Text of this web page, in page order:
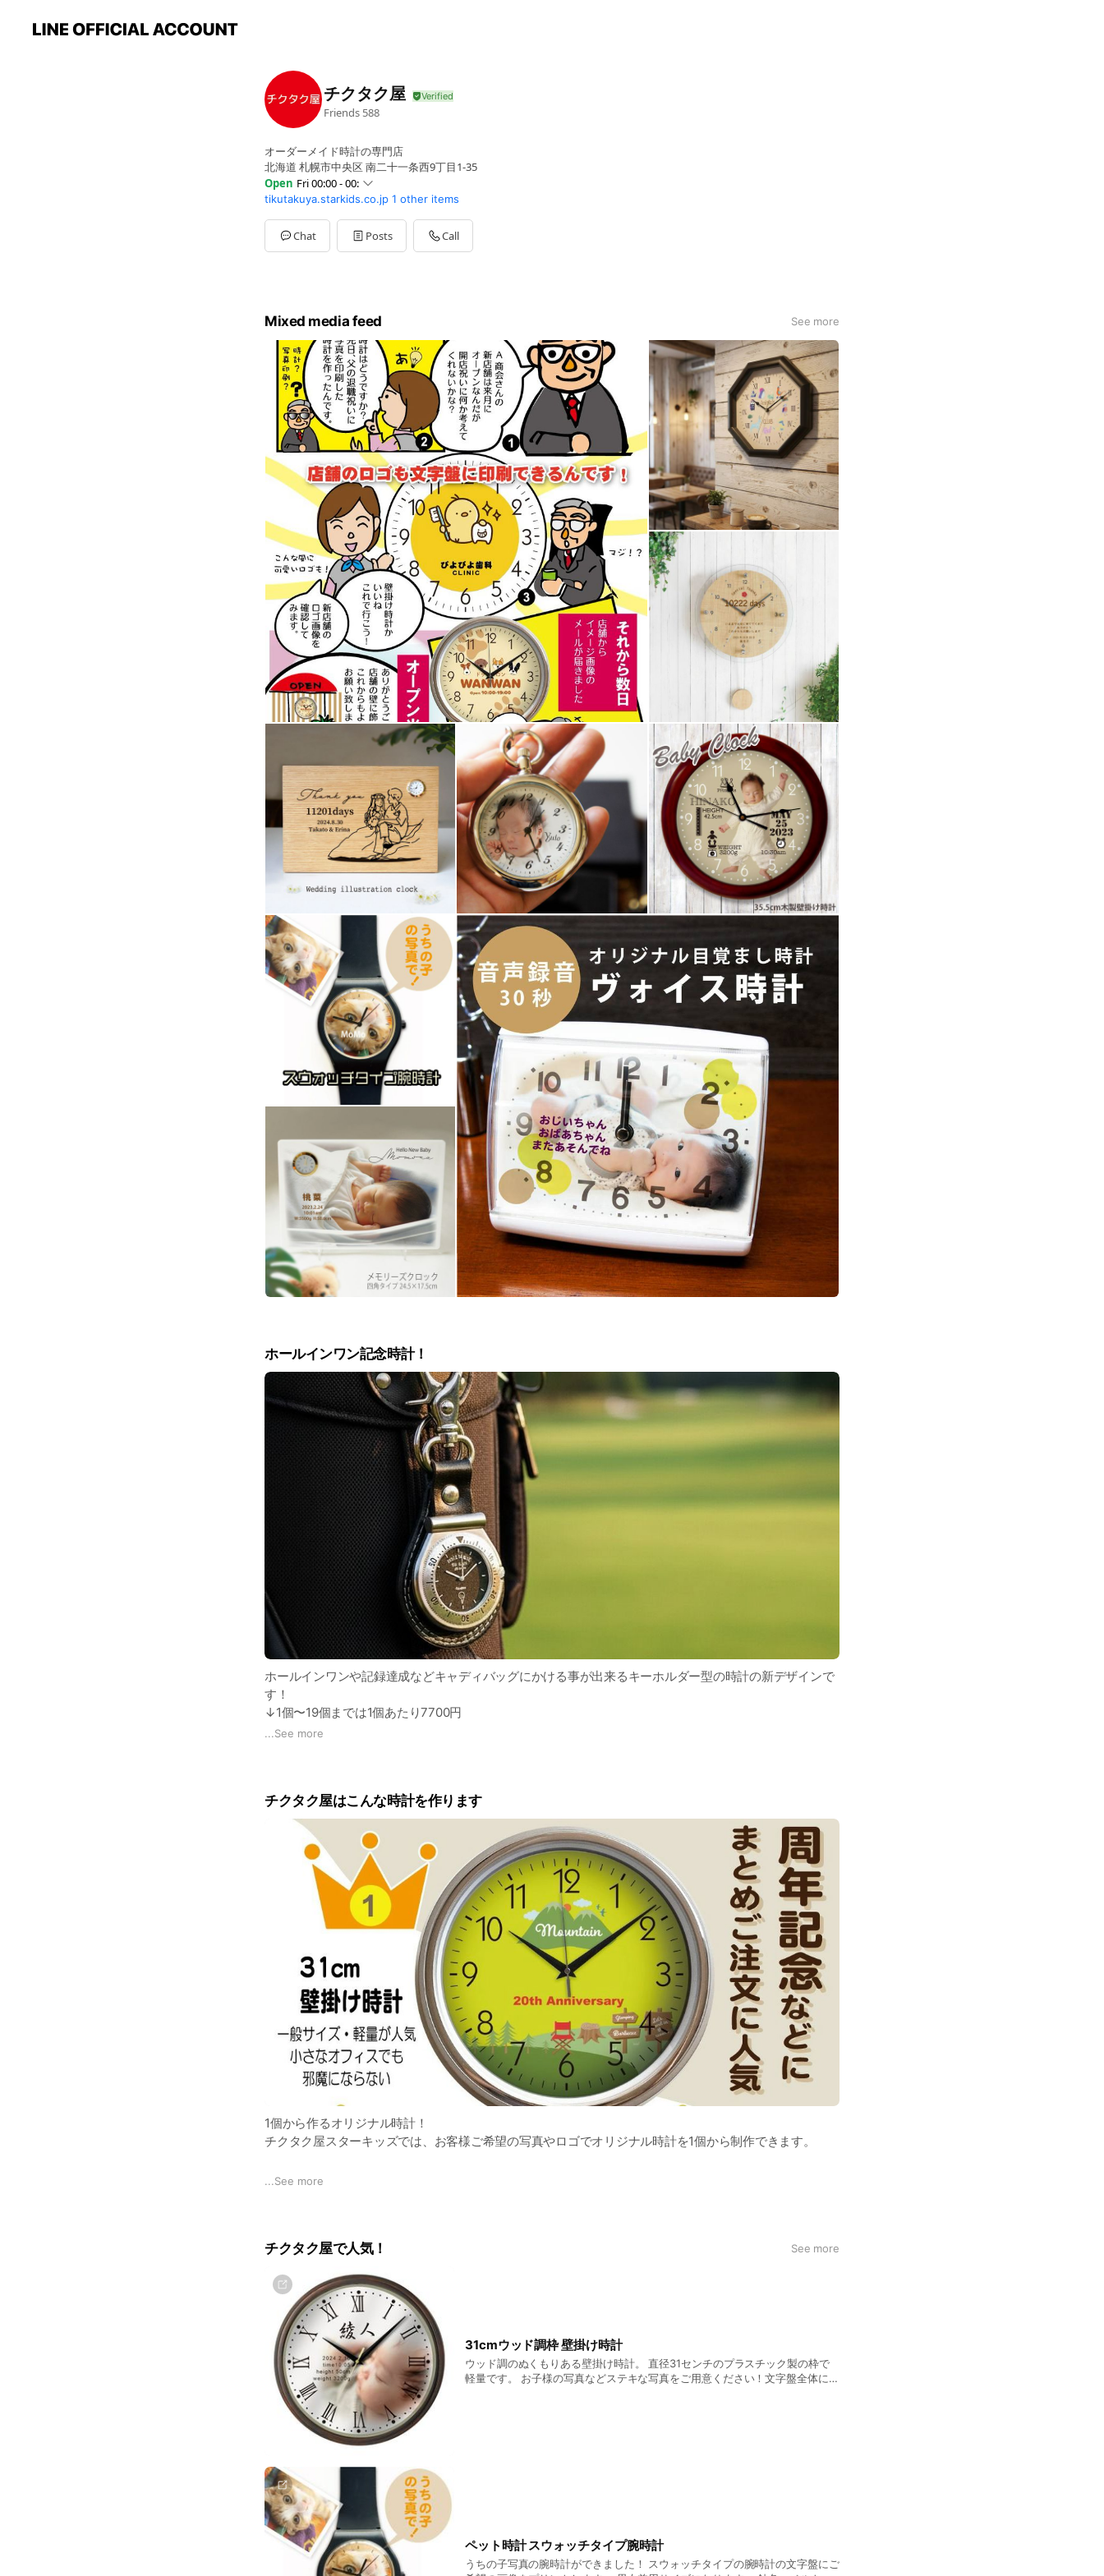
チクタク屋
Friends 588
オーダーメイド時計の専門店
北海道 札幌市中央区 南二十一条西9丁目1-35
Open Fri 00:00 - 00:
SunClosed
Mon00:00 - 00:
Tue00:00 - 00:
Wed00:00 - 00:
tikutakuya.starkids.co.jp 1 other items
Chat Posts Call
Mixed media feed See more
ホールインワン記念時計！
ホールインワンや記録達成などキャディバッグにかける事が出来るキーホルダー型の時計の新デザインで
す！
↓1個〜19個までは1個あたり7700円
https://x.gd/DVo6F
...See more
チクタク屋はこんな時計を作ります
1個から作るオリジナル時計！
チクタク屋スターキッズでは、お客様ご希望の写真やロゴでオリジナル時計を1個から制作できます。
個人のお客様はもちろん、企業の周年記念やイベントの記念品としてもご利用いただいています。
て壁掛け時計や置き時計のオリジナル文字盤をご提案します。
ご質問はトークや店舗のお問い合わせからどうぞ。
https://tikutakuya.starkids.co.jp/contact
...See more
チクタク屋で人気！ See more
31cmウッド調枠 壁掛け時計
ウッド調のぬくもりある壁掛け時計。 直径31センチのプラスチック製の枠で
軽量です。 お子様の写真などステキな写真をご用意ください！文字盤全体にプ
ペット時計 スウォッチタイプ腕時計
うちの子写真の腕時計ができました！ スウォッチタイプの腕時計の文字盤にご